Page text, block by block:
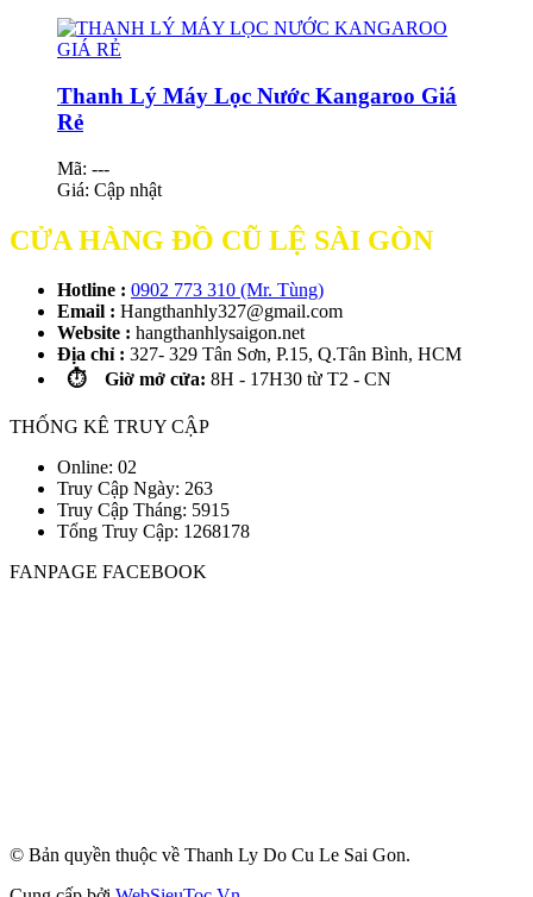
Thanh Lý Máy Lọc Nước Kangaroo Giá
Rẻ
Mã: ---
Giá: Cập nhật
CỬA HÀNG ĐỒ CŨ LỆ SÀI GÒN
Hotline : 0902 773 310 (Mr. Tùng)
Email : Hangthanhly327@gmail.com
Website : hangthanhlysaigon.net
Địa chỉ : 327- 329 Tân Sơn, P.15, Q.Tân Bình, HCM
⏱️ Giờ mở cửa: 8H - 17H30 từ T2 - CN
THỐNG KÊ TRUY CẬP
Online: 02
Truy Cập Ngày: 263
Truy Cập Tháng: 5915
Tổng Truy Cập: 1268178
FANPAGE FACEBOOK
© Bản quyền thuộc về Thanh Ly Do Cu Le Sai Gon.